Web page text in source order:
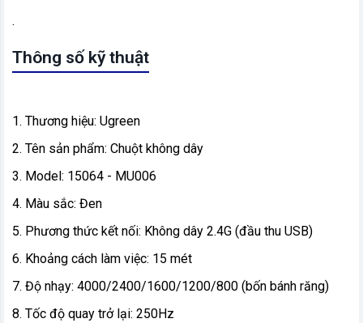
.
Thông số kỹ thuật
1. Thương hiệu: Ugreen
2. Tên sản phẩm: Chuột không dây
3. Model: 15064 - MU006
4. Màu sắc: Đen
5. Phương thức kết nối: Không dây 2.4G (đầu thu USB)
6. Khoảng cách làm việc: 15 mét
7. Độ nhạy: 4000/2400/1600/1200/800 (bốn bánh răng)
8. Tốc độ quay trở lại: 250Hz